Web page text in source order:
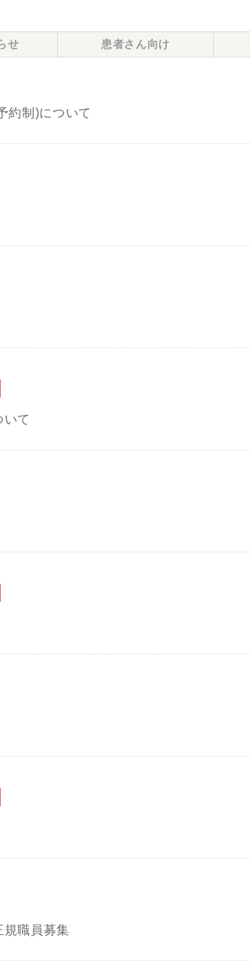
せ 患者さん向け
約制)について
て
規職員募集